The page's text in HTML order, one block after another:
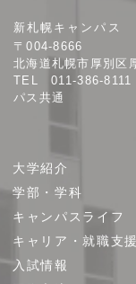
大
学
新札幌キャンパス
〒004-8666
北海道札幌市厚別区
TEL 011-386-8111
パス共通
ト
プ
大学紹介
学部・学科
キャンパスライフ
キャリア・就職支援
入試情報